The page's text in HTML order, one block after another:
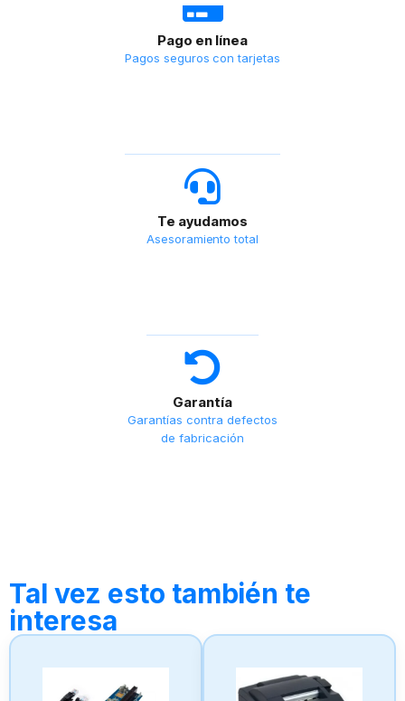
Pago en línea
Pagos seguros con tarjetas
Te ayudamos
Asesoramiento total
Garantía
Garantías contra defectos
de fabricación
Tal vez esto también te
interesa